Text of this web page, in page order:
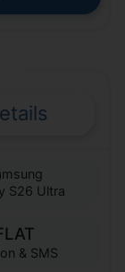
S26 Ultra
& SMS